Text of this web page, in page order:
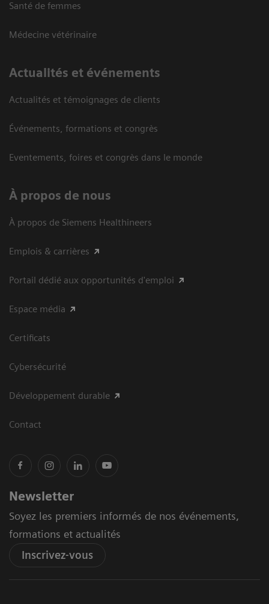
Santé de femmes
Médecine vétérinaire
Actualités et événements
Actualités et témoignages de clients
Événements, formations et congrès
Eventements, foires et congrès dans le monde
À propos de nous
À propos de Siemens Healthineers
Emplois & carrières
Portail dédié aux opportunités d'emploi
Espace média
Certificats
Cybersécurité
Développement durable
Contact
Newsletter
Soyez les premiers informés de nos événements,
formations et actualités
Inscrivez-vous